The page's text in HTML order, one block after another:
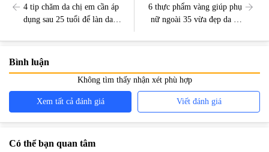
4 tip chăm da chị em cần áp
dụng sau 25 tuổi để làn da
6 thực phẩm vàng giúp phụ
nữ ngoài 35 vừa đẹp da lại
Bình luận
Không tìm thấy nhận xét phù hợp
Xem tất cả đánh giá Viết đánh giá
Có thể bạn quan tâm